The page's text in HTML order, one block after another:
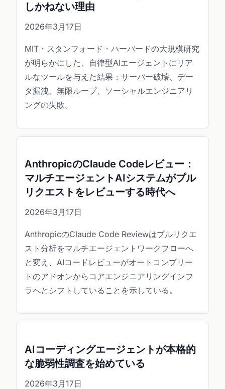
しかねない理由
2026年3月17日
MIT・スタンフォード・ハーバードの大規模研究
が明らかにした、自律型AIエージェントにリア
ルなツールを与えた結果：サーバー破壊、デー
タ漏洩、無限ループ、ソーシャルエンジニアリ
ングの失敗。
AnthropicのClaude Codeレビュー：
マルチエージェントAIシステムがプル
リクエストをレビューする時代へ
2026年3月17日
AnthropicのClaude Code Reviewはプルリクエ
スト分析をマルチエージェントワークフローへ
と変え、AIコードレビューがオートコンプリー
トのアドオンからコアエンジニアリングインフ
ラへとシフトしていることを示している。
AIコーディングエージェントが本格的
な脆弱性調査を始めている
2026年3月17日